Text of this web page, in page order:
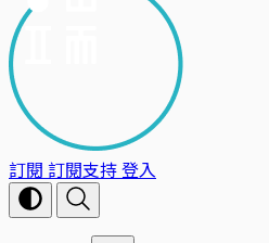
訂閱 訂閱支持登入